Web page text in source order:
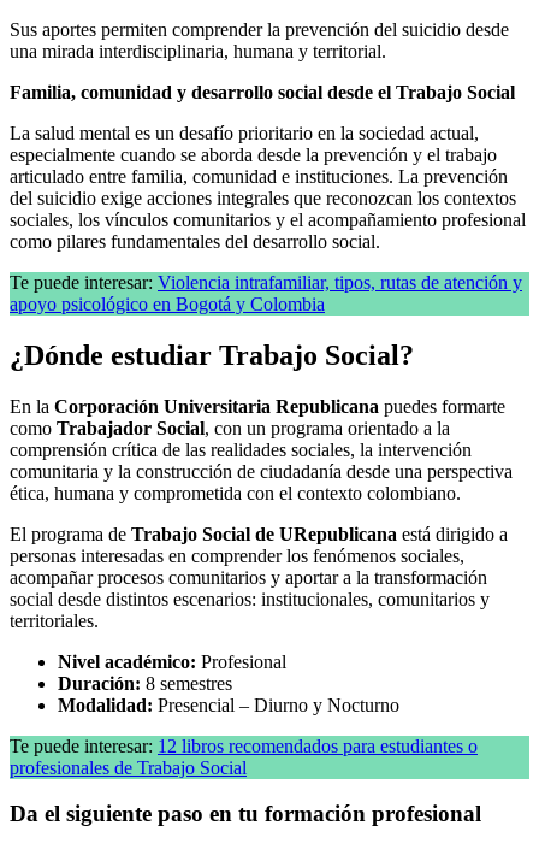
Sus aportes permiten comprender la prevención del suicidio desde
una mirada interdisciplinaria, humana y territorial.
Familia, comunidad y desarrollo social desde el Trabajo Social
La salud mental es un desafío prioritario en la sociedad actual,
especialmente cuando se aborda desde la prevención y el trabajo
articulado entre familia, comunidad e instituciones. La prevención
del suicidio exige acciones integrales que reconozcan los contextos
sociales, los vínculos comunitarios y el acompañamiento profesional
como pilares fundamentales del desarrollo social.
Te puede interesar: Violencia intrafamiliar, tipos, rutas de atención y
apoyo psicológico en Bogotá y Colombia
¿Dónde estudiar Trabajo Social?
En la Corporación Universitaria Republicana puedes formarte
como Trabajador Social, con un programa orientado a la
comprensión crítica de las realidades sociales, la intervención
comunitaria y la construcción de ciudadanía desde una perspectiva
ética, humana y comprometida con el contexto colombiano.
El programa de Trabajo Social de URepublicana está dirigido a
personas interesadas en comprender los fenómenos sociales,
acompañar procesos comunitarios y aportar a la transformación
social desde distintos escenarios: institucionales, comunitarios y
territoriales.
Nivel académico: Profesional
Duración: 8 semestres
Modalidad: Presencial – Diurno y Nocturno
Te puede interesar: 12 libros recomendados para estudiantes o
profesionales de Trabajo Social
Da el siguiente paso en tu formación profesional